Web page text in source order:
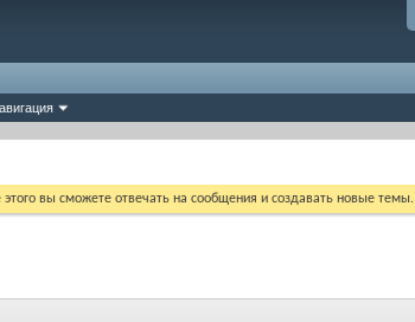
этого вы сможете отвечать на сообщения и создавать новые темы.